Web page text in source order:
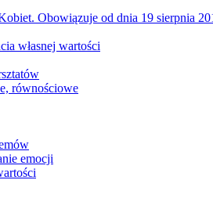
Obowiązuje od dnia 19 sierpnia
własnej wartości
równościowe
emocji